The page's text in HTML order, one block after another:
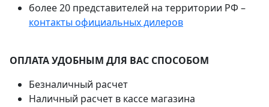
более 20 представителей на территории РФ –
контакты официальных дилеров
ОПЛАТА УДОБНЫМ ДЛЯ ВАС СПОСОБОМ
Безналичный расчет
Наличный расчет в кассе магазина